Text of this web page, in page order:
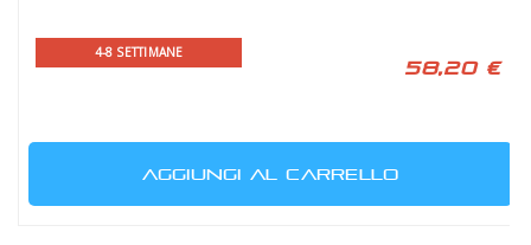
4-8 SETTIMANE
58,20 €
AGGIUNGI AL CARRELLO